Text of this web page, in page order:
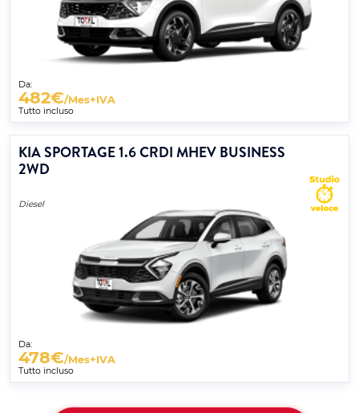
Da:
482€/Mes+IVA
Tutto incluso
KIA SPORTAGE 1.6 CRDI MHEV BUSINESS
2WD
Diesel
Da:
478€/Mes+IVA
Tutto incluso